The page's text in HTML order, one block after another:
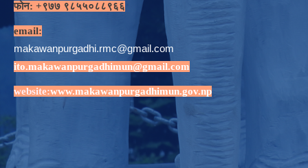
फोन: +९७७ ९८५५०८८९६६
email:
makawanpurgadhi.rmc@gmail.com
ito.makawanpurgadhimun@gmail.com
website:www.makawanpurgadhimun.gov.np